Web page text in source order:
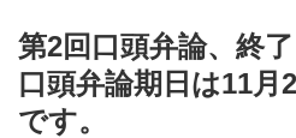
第2回口頭弁論、終
口頭弁論期日は11月
です。